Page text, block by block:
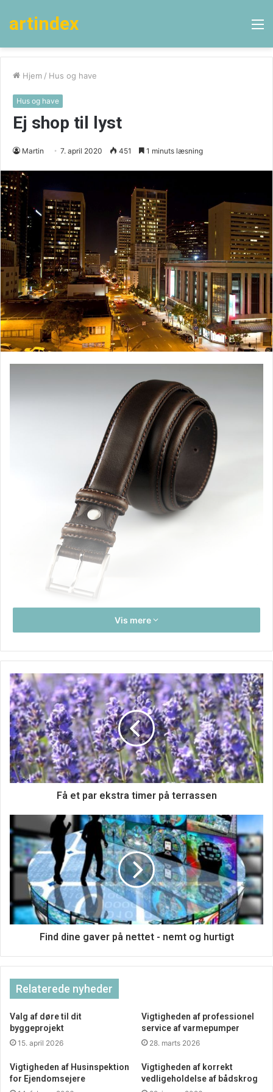
artindex
Hjem / Hus og have
Hus og have
Ej shop til lyst
Martin 7. april 2020 451 1 minuts læsning
mange andre butikker er lukkede. De fleste af os holder os
inde, og skal vi endelig ud, er det kun for at få motion
udenfor, gå en tur, eller tage ud og handle dagligvarer. For
mit eget vedkommende betyder det, at jeg for det meste
render rundt i joggingbukser eller træningsbukser, da jeg
arbejder hjemmefra. Lysten til at købe nyt tøj er minimal,
og det skyldes nok det faktum, at man jo ikke skal
noget.Man skal ikke klæde sig på til at skulle ud blandt
sagtens klæde sig pænt på, selvom man er derhjemme,
eller skal en tur ud i naturen. Omvendt er det nok også
meget godt, at man ikke har den store shoppetrang, da
man så spare nogle penge. Bevares, jeg har da
frekventeret en webshop, men i forhold til at påskeferien
nu står for døren, så tænker jeg, at det bliver minimalt,
hvor mange penge, jeg kommer til at bruge, da
tøjbutikkerne holder lukket.
Vis mere
Få et par ekstra timer på terrassen
Find dine gaver på nettet - nemt og hurtigt
Relaterede nyheder
Valg af døre til dit
byggeprojekt
15. april 2026
Vigtigheden af professionel
service af varmepumper
28. marts 2026
Vigtigheden af Husinspektion
for Ejendomsejere
Vigtigheden af korrekt
vedligeholdelse af bådskrog